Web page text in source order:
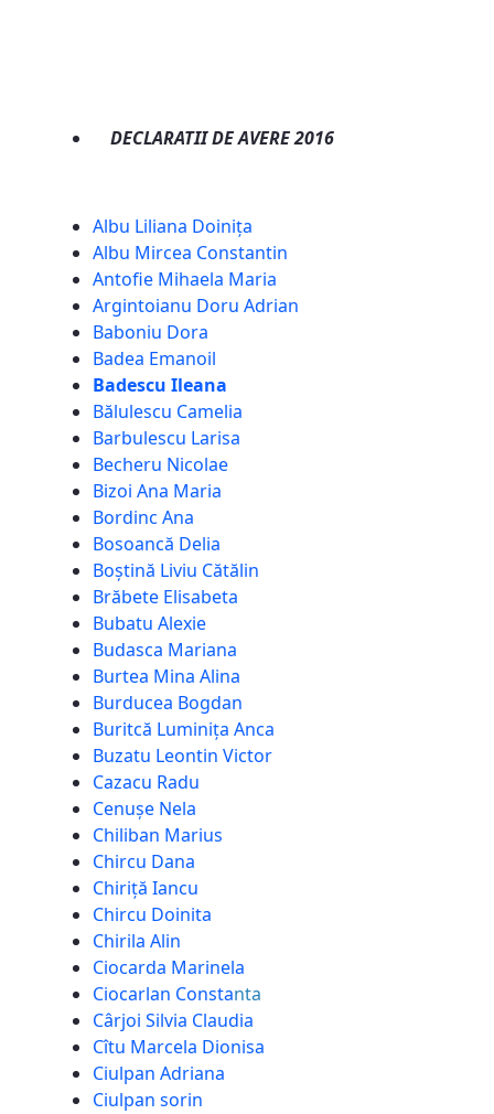
DECLARATII DE AVERE 2016
Albu Liliana Doinița
Albu Mircea Constantin
Antofie Mihaela Maria
Argintoianu Doru Adrian
Baboniu Dora
Badea Emanoil
Badescu Ileana
Bălulescu Camelia
Barbulescu Larisa
Becheru Nicolae
Bizoi Ana Maria
Bordinc Ana
Bosoancă Delia
Boștină Liviu Cătălin
Brăbete Elisabeta
Bubatu Alexie
Budasca Mariana
Burtea Mina Alina
Burducea Bogdan
Buritcă Luminița Anca
Buzatu Leontin Victor
Cazacu Radu
Cenușe Nela
Chiliban Marius
Chircu Dana
Chiriță Iancu
Chircu Doinita
Chirila Alin
Ciocarda Marinela
Ciocarlan Constanta
Cârjoi Silvia Claudia
Cîtu Marcela Dionisa
Ciulpan Adriana
Ciulpan sorin